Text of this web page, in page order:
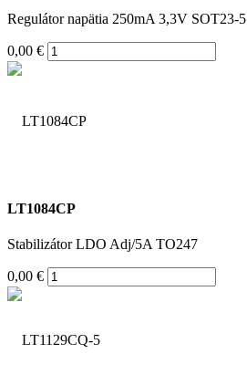
Regulátor napätia 250mA 3,3V SOT23-5
0,00 €
LT1084CP
Stabilizátor LDO Adj/5A TO247
0,00 €